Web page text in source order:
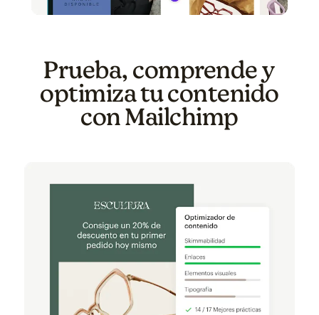
Prueba, comprende y
optimiza tu contenido
con Mailchimp